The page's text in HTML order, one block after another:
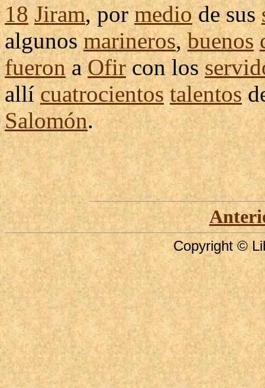
18 Jiram, pormediode sus
algunosmarineros,buenos
fueronaOfir con los
allícuatrocientos talentos
Salomón.
Copyright ©